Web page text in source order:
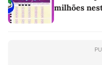
milhões